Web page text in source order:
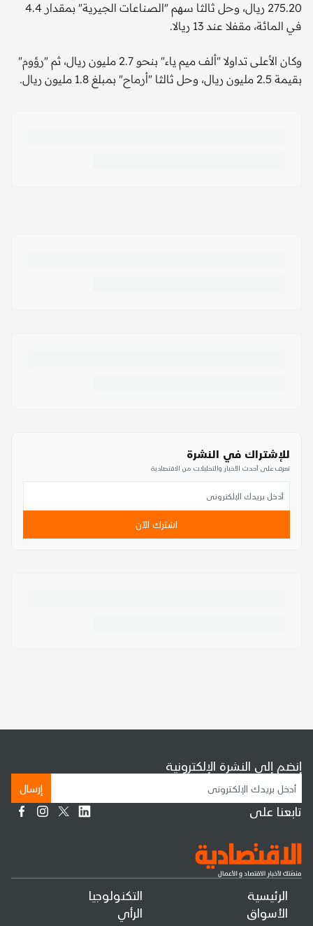
275.20 ريال، وحل ثالثا سهم "الصناعات الجيرية" بمقدار 4.4
في المائة، مقفلا عند 13 ريالا.
وكان الأعلى تداولا "ألف ميم ياء" بنحو 2.7 مليون ريال، ثم "رؤوم"
بقيمة 2.5 مليون ريال، وحل ثالثا "أرماح" بمبلغ 1.8 مليون ريال.
للإشتراك في النشرة
تعرف على أحدث الأخبار والتحليلات من الاقتصادية
اشترك الآن
الرئيسية
الأسواق
التكنولوجيا
الرأي
إنضم إلى النشرة الإلكترونية
إرسال
تابعنا على